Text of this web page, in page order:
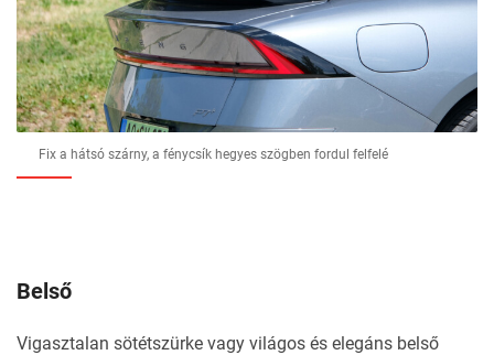
Fix a hátsó szárny, a fénycsík hegyes szögben fordul felfelé
Belső
Vigasztalan sötétszürke vagy világos és elegáns belső